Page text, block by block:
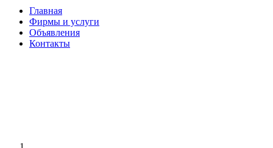
Главная
Фирмы и услуги
Объявления
Контакты